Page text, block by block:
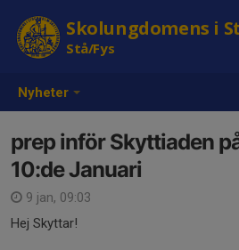
Nyheter
Skolungdomens i
Stå/Fys
prep inför Skyttiaden
10:de Januari
9 jan, 09:03
Hej Skyttar!